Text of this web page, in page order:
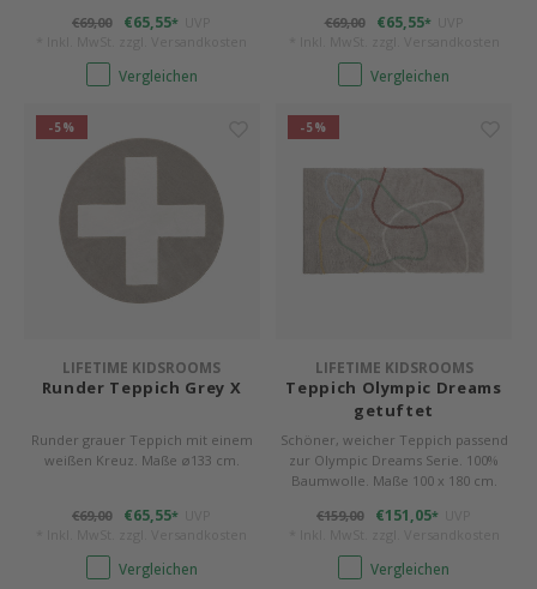
€69,00 €65,55*
Vergleichen
€69,00 €65,55*
Vergleichen
-5%
LIFETIME KIDSROOMS
Runder Teppich Grey X
Runder grauer Teppich mit einem
weißen Kreuz. Maße ø133 cm.
€69,00 €65,55*
Vergleichen
-5%
LIFETIME KIDSROOMS
Teppich Olympic Dreams
getuftet
Schöner, weicher Teppich passend
zur Olympic Dreams Serie. 100%
Baumwolle. Maße 100 x 180 cm.
€159,00
€151,05*
Vergleichen